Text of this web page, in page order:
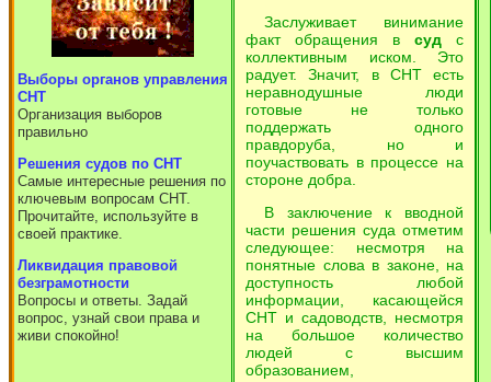
Выборы органов управления
СНТ
Организация выборов
правильно
Решения судов по СНТ
Самые интересные решения по
ключевым вопросам СНТ.
Прочитайте, используйте в
своей практике.
Ликвидация правовой
безграмотности
Вопросы и ответы. Задай
вопрос, узнай свои права и
живи спокойно!
Заслуживает винимание
факт обращения в суд с
коллективным иском. Это
радует. Значит, в СНТ есть
неравнодушные люди
готовые не только
поддержать одного
правдоруба, но и
поучаствовать в процессе на
стороне добра.
В заключение к вводной
части решения суда отметим
следующее: несмотря на
понятные слова в законе, на
доступность любой
информации, касающейся
СНТ и садоводств, несмотря
на большое количество
людей с высшим
образованием,